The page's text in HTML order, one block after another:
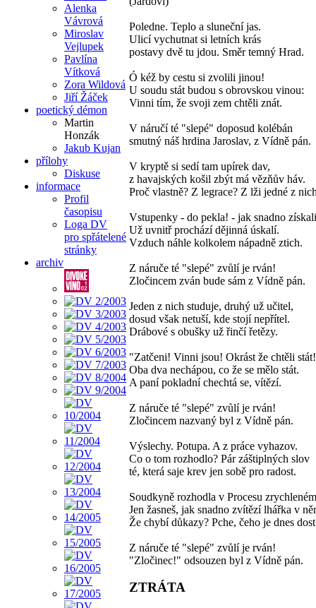
Alenka
Vávrová
Miroslav
Vejlupek
Pavlína
Vítková
Zora Wildová
Jiří Žáček
poetický démon
Martin
Honzák
Jakub Kujan
přílohy
Diskuse
informace
Profil
časopisu
Loga DV
pro spřátelené
stránky
archiv
Poledne. Teplo a sluneční jas.
Ulicí vychutnat si letních krás
postavy dvě tu jdou. Směr temný Hrad.
Ó kéž by cestu si zvolili jinou!
U soudu stát budou s obrovskou vinou:
Vinni tím, že svoji zem chtěli znát.
V náručí té "slepé" doposud kolébán
smutný náš hrdina Jaroslav, z Vídně pán.
V kryptě si sedí tam upírek dav,
z havajských košil zbýt má vězňův háv.
Proč vlastně? Z legrace? Z lži jedné z
Vstupenky - do pekla! - jak snadno
Už uvnitř prochází dějinná úskalí.
Vzduch náhle kolkolem nápadně ztich.
Z náruče té "slepé" zvůlí je rván!
Zločincem zván bude sám z Vídně pán.
Jeden z nich studuje, druhý už učitel,
dosud však netuší, kde stojí nepřítel.
Drábové s obušky už řinčí řetězy.
"Zatčeni! Vinni jsou! Okrást že chtěli
Oba dva nechápou, co že se mělo stát.
A paní pokladní chechtá se, vítězí.
Z náruče té "slepé" zvůlí je rván!
Zločincem nazvaný byl z Vídně pán.
Výslechy. Potupa. A z práce vyhazov.
Co o tom rozhodlo? Pár záštiplných slov
té, která saje krev jen sobě pro radost.
Soudkyně rozhodla v Procesu
Jen žasneš, jak snadno zvítězí lhářka v
Že chybí důkazy? Pche, čeho je dnes
Z náruče té "slepé" zvůlí je rván!
"Zločinec!" odsouzen byl z Vídně pán.
ZTRÁTA